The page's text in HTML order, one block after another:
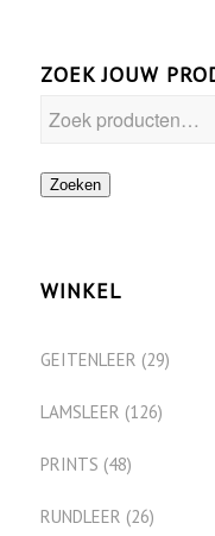
ZOEK JOUW
Zoeken
WINKEL
GEITENLEER (29)
LAMSLEER (126)
PRINTS (48)
RUNDLEER (26)